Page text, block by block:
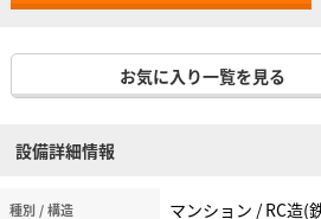
お気に入り一覧を見る
設備詳細情報
種別 / 構造 マンション / RC造(